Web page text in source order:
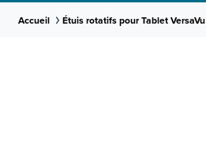
Accueil Étuis rotatifs pour Tablet VersaVu